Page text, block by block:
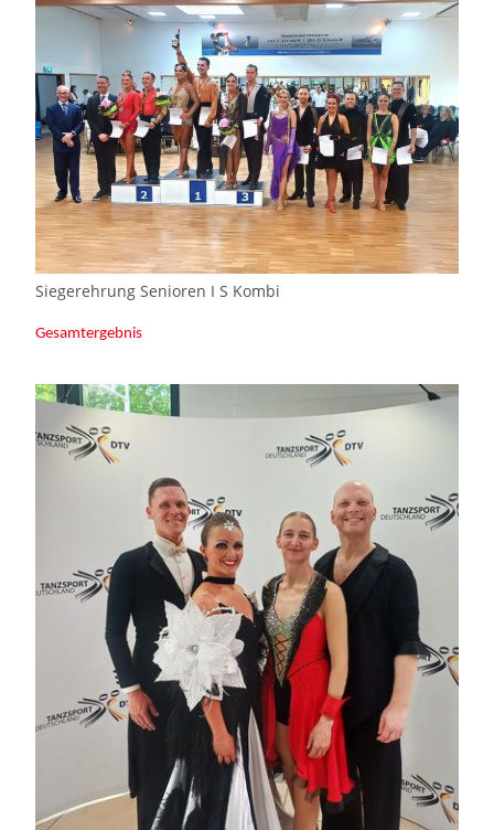
Siegerehrung Senioren I S Kombi
Gesamtergebnis